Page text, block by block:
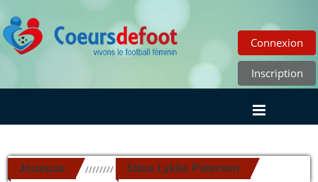
Connexion
Inscription
Joueuse ////////// Stina Lykke Petersen